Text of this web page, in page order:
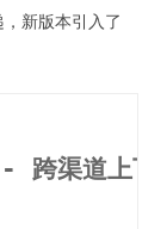
新版本引入了
渠道上下